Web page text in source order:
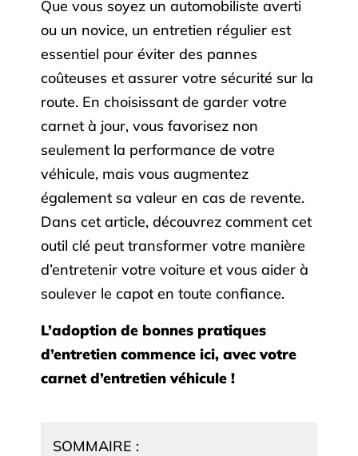
Que vous soyez un automobiliste averti
ou un novice, un entretien régulier est
essentiel pour éviter des pannes
coûteuses et assurer votre sécurité sur la
route. En choisissant de garder votre
carnet à jour, vous favorisez non
seulement la performance de votre
véhicule, mais vous augmentez
également sa valeur en cas de revente.
Dans cet article, découvrez comment cet
outil clé peut transformer votre manière
d’entretenir votre voiture et vous aider à
soulever le capot en toute confiance.
L’adoption de bonnes pratiques
d’entretien commence ici, avec votre
carnet d’entretien véhicule !
SOMMAIRE :